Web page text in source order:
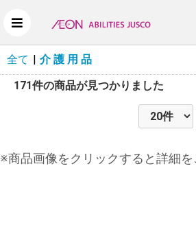
全て | 介 護 用 品
171件の商品が見つかりました
※商品画像をクリックすると詳細